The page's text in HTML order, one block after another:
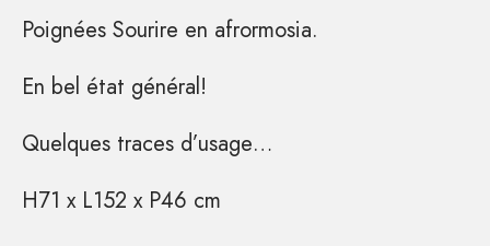
Poignées Sourire en afrormosia.
En bel état général!
Quelques traces d’usage…
H71 x L152 x P46 cm